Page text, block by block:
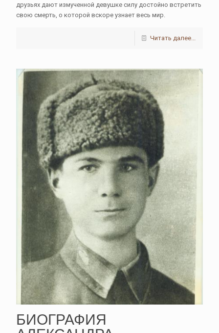
друзьях дают измученной девушке силу достойно встретить
свою смерть, о которой вскоре узнает весь мир.
Читать далее...
БИОГРАФИЯ